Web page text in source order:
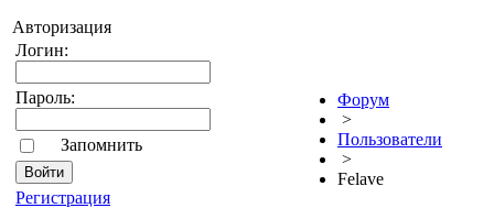
Авторизация
Логин:
Пароль:
Запомнить
Pегиcтрaция
Форум
>
Пользователи
>
Felave